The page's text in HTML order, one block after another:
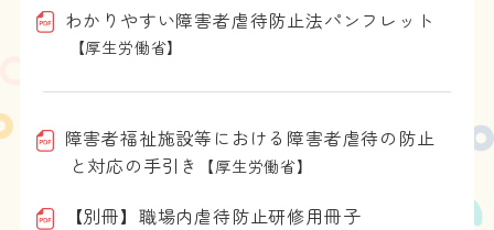
わかりやすい障害者虐待防止法パンフレット
【厚生労働省】
障害者福祉施設等における障害者虐待の防止
と対応の手引き
【厚生労働省】
【別冊】職場内虐待防止研修用冊子